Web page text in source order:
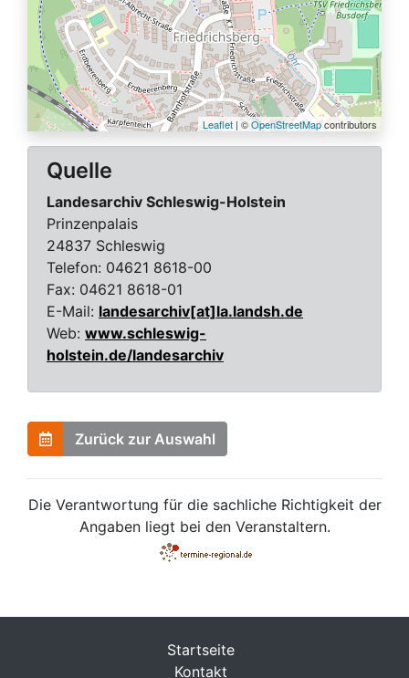
Leaflet | ©OpenStreetMapcontributors
Quelle
Landesarchiv Schleswig-Holstein
Prinzenpalais
24837 Schleswig
Telefon: 04621 8618-00
Fax: 04621 8618-01
E-Mail: landesarchiv[at]la.landsh.de
Web: www.schleswig-
holstein.de/landesarchiv
Zurück zur Auswahl
Die Verantwortung für die sachliche Richtigkeit der
Angaben liegt bei den Veranstaltern.
Startseite
Kontakt